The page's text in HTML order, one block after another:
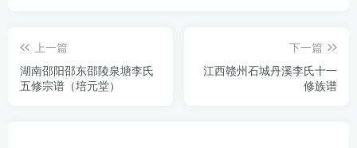
上一篇
湖南邵阳邵东邵陵泉塘李氏
五修宗谱（培元堂）
下一篇
江西赣州石城丹溪李氏十一
修族谱